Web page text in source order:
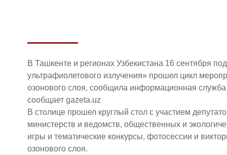
В Ташкенте и регионах Узбекистана 16 сентября
ультрафиолетового излучения» прошел цикл
озонового слоя, сообщила информационная служба
сообщает gazeta.uz
В столице прошел круглый стол с участием
министерств и ведомств, общественных и
игры и тематические конкурсы, фотосессии и
озонового слоя.